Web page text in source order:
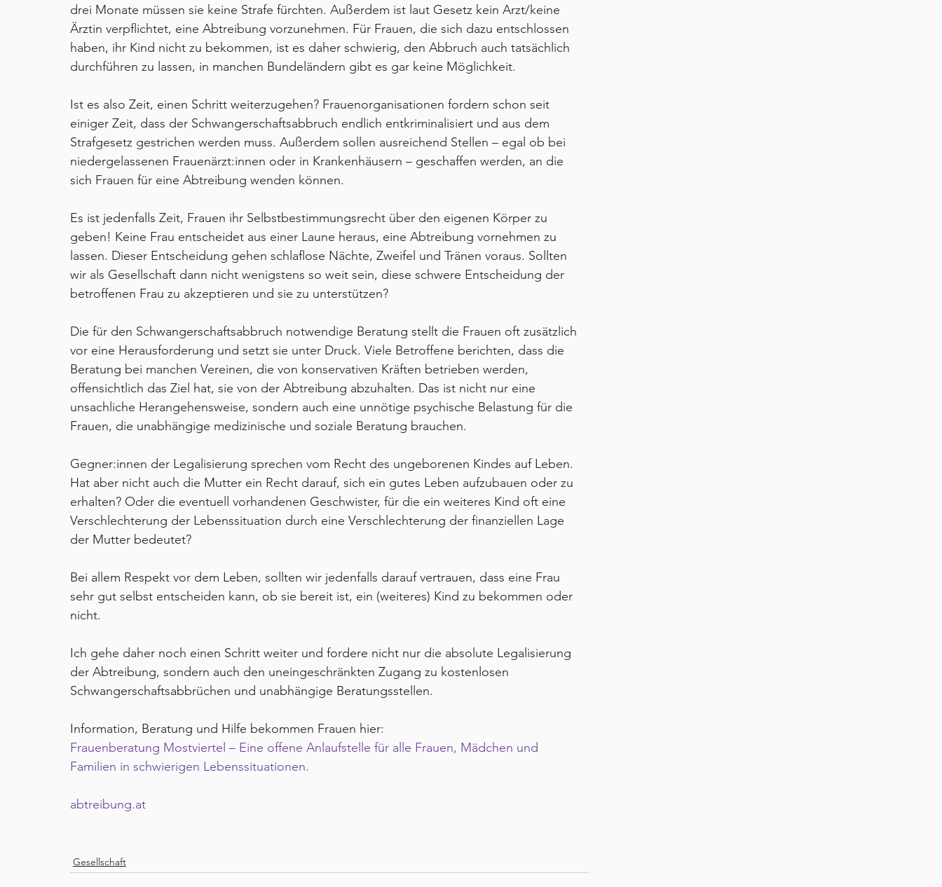
drei Monate müssen sie keine Strafe fürchten. Außerdem ist laut Gesetz kein Arzt/keine
Ärztin verpflichtet, eine Abtreibung vorzunehmen. Für Frauen, die sich dazu entschlossen
haben, ihr Kind nicht zu bekommen, ist es daher schwierig, den Abbruch auch tatsächlich
durchführen zu lassen, in manchen Bundeländern gibt es gar keine Möglichkeit.
Ist es also Zeit, einen Schritt weiterzugehen? Frauenorganisationen fordern schon seit
einiger Zeit, dass der Schwangerschaftsabbruch endlich entkriminalisiert und aus dem
Strafgesetz gestrichen werden muss. Außerdem sollen ausreichend Stellen – egal ob bei
niedergelassenen Frauenärzt:innen oder in Krankenhäusern – geschaffen werden, an die
sich Frauen für eine Abtreibung wenden können.
Es ist jedenfalls Zeit, Frauen ihr Selbstbestimmungsrecht über den eigenen Körper zu
geben! Keine Frau entscheidet aus einer Laune heraus, eine Abtreibung vornehmen zu
lassen. Dieser Entscheidung gehen schlaflose Nächte, Zweifel und Tränen voraus. Sollten
wir als Gesellschaft dann nicht wenigstens so weit sein, diese schwere Entscheidung der
betroffenen Frau zu akzeptieren und sie zu unterstützen?
Die für den Schwangerschaftsabbruch notwendige Beratung stellt die Frauen oft zusätzlich
vor eine Herausforderung und setzt sie unter Druck. Viele Betroffene berichten, dass die
Beratung bei manchen Vereinen, die von konservativen Kräften betrieben werden,
offensichtlich das Ziel hat, sie von der Abtreibung abzuhalten. Das ist nicht nur eine
unsachliche Herangehensweise, sondern auch eine unnötige psychische Belastung für die
Frauen, die unabhängige medizinische und soziale Beratung brauchen.
Gegner:innen der Legalisierung sprechen vom Recht des ungeborenen Kindes auf Leben.
Hat aber nicht auch die Mutter ein Recht darauf, sich ein gutes Leben aufzubauen oder zu
erhalten? Oder die eventuell vorhandenen Geschwister, für die ein weiteres Kind oft eine
Verschlechterung der Lebenssituation durch eine Verschlechterung der finanziellen Lage
der Mutter bedeutet?
Bei allem Respekt vor dem Leben, sollten wir jedenfalls darauf vertrauen, dass eine Frau
sehr gut selbst entscheiden kann, ob sie bereit ist, ein (weiteres) Kind zu bekommen oder
nicht.
Ich gehe daher noch einen Schritt weiter und fordere nicht nur die absolute Legalisierung
der Abtreibung, sondern auch den uneingeschränkten Zugang zu kostenlosen
Schwangerschaftsabbrüchen und unabhängige Beratungsstellen.
Information, Beratung und Hilfe bekommen Frauen hier:
Frauenberatung Mostviertel – Eine offene Anlaufstelle für alle Frauen, Mädchen und
Familien in schwierigen Lebenssituationen.
abtreibung.at
Gesellschaft